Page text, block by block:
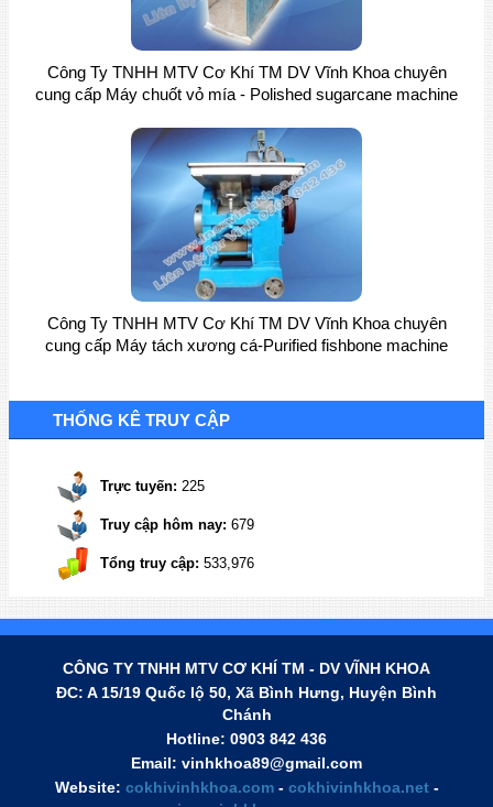
Công Ty TNHH MTV Cơ Khí TM DV Vĩnh Khoa chuyên
cung cấp Máy ra cá /bò viên-Producible pieces of fried fish
machine
Công Ty TNHH MTV Cơ Khí TM DV Vĩnh Khoa chuyên
cung cấp Máy chuốt vỏ mía - Polished sugarcane machine
Công Ty TNHH MTV Cơ Khí TM DV Vĩnh Khoa chuyên
cung cấp Máy tách xương cá-Purified fishbone machine
THỐNG KÊ TRUY CẬP
Trực tuyến: 225
Truy cập hôm nay: 679
Tổng truy cập: 533,976
CÔNG TY TNHH MTV CƠ KHÍ TM - DV VĨNH KHOA
ĐC: A 15/19 Quốc lộ 50, Xã Bình Hưng, Huyện Bình
Chánh
Hotline: 0903 842 436
Email: vinhkhoa89@gmail.com
Website: cokhivinhkhoa.com- cokhivinhkhoa.net-